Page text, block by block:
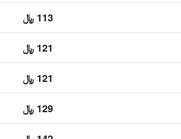
113 ﷼
121 ﷼
121 ﷼
129 ﷼